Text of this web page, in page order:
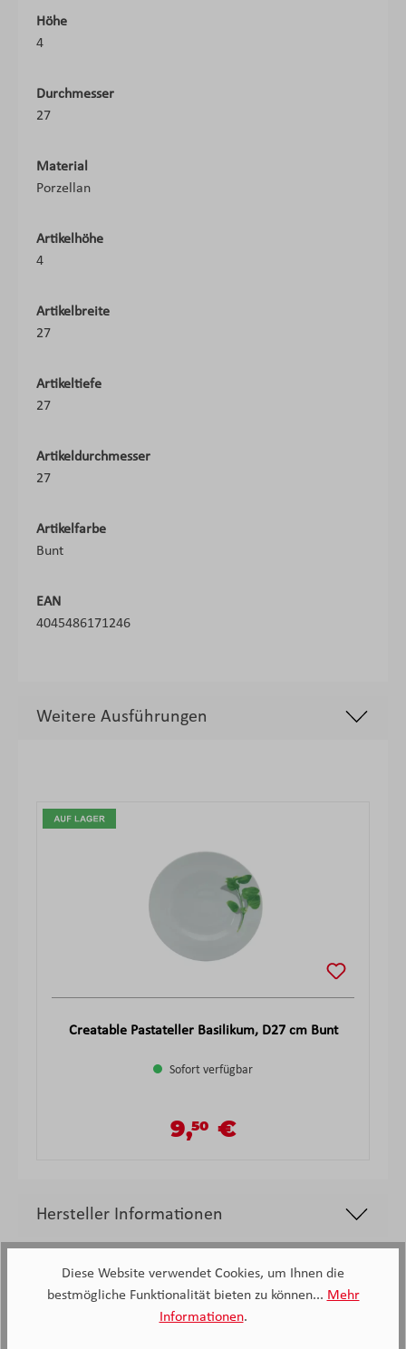
Höhe
4
Durchmesser
27
Material
Porzellan
Artikelhöhe
4
Artikelbreite
27
Artikeltiefe
27
Artikeldurchmesser
27
Artikelfarbe
Bunt
EAN
4045486171246
Weitere Ausführungen
Creatable Pastateller Basilikum, D27 cm Bunt
Sofort verfügbar
Regulärer Preis:
Verkaufspreis:
9,50 €
Hersteller Informationen
Diese Website verwendet Cookies, um Ihnen die
bestmögliche Funktionalität bieten zu können... Mehr
Informationen.